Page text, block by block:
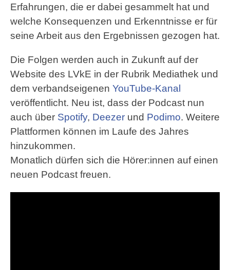
Erfahrungen, die er dabei gesammelt hat und
welche Konsequenzen und Erkenntnisse er für
seine Arbeit aus den Ergebnissen gezogen hat.
Die Folgen werden auch in Zukunft auf der
Website des LVkE in der Rubrik Mediathek und
dem verbandseigenen YouTube-Kanal
veröffentlicht. Neu ist, dass der Podcast nun
auch über Spotify, Deezer und Podimo. Weitere
Plattformen können im Laufe des Jahres
hinzukommen.
Monatlich dürfen sich die Hörer:innen auf einen
neuen Podcast freuen.